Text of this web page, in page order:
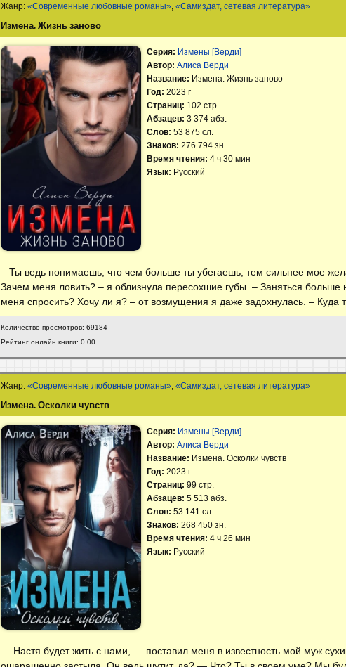
Жанр:«Современные любовные романы»,«Самиздат, сетевая литература»
Измена. Жизнь заново
Серия: Измены [Верди]
Автор:Алиса Верди
Название: Измена. Жизнь заново
Год:2023 г
Страниц: 102 стр.
Абзацев:3 374 абз.
Слов:53 875 сл.
Знаков:276 794 зн.
Время чтения:4 ч 30 мин
Язык: Русский
– Ты ведь понимаешь, что чем больше ты убегаешь, тем сильнее мое
Зачем меня ловить? – я облизнула пересохшие губы. – Заняться
меня спросить? Хочу ли я? – от возмущения я даже задохнулась. – Куда
Количество просмотров: 69184
Рейтинг онлайн книги: 0.00
Жанр:«Современные любовные романы» ,«Самиздат, сетевая литература»
Измена. Осколки чувств
Серия: Измены [Верди]
Автор:Алиса Верди
Название: Измена. Осколки чувств
Год:2023 г
Страниц:99 стр.
Абзацев:5 513 абз.
Слов:53 141 сл.
Знаков:268 450 зн.
Время чтения:4 ч 26 мин
Язык: Русский
— Настя будет жить с нами, — поставил меня в известность мой муж